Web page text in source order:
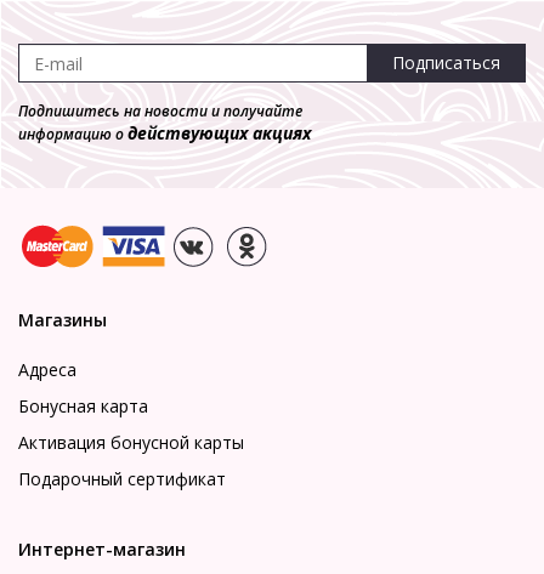
Подписаться
Подпишитесь на новости и получайте
информацию одействующих акциях
Магазины
Адреса
Бонусная карта
Активация бонусной карты
Подарочный сертификат
Интернет-магазин